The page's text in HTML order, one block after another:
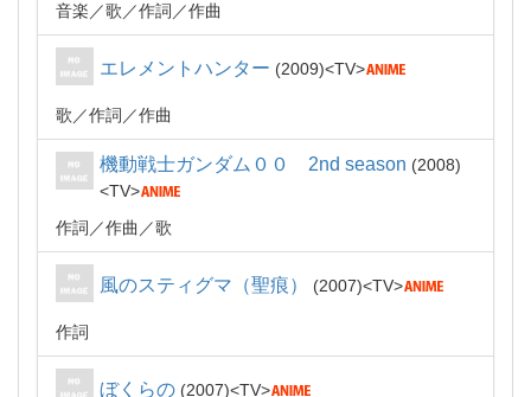
音楽 歌 作詞 作曲
エレメントハンター 2009 TV
歌 作詞 作曲
機動戦士ガンダム００ 2nd season
2008
TV
作詞
作曲 歌
風のスティグマ（聖痕） 2007 TV
作詞
ぼくらの 2007 TV